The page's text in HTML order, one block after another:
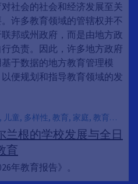
社会的社会和经济发展至关
许多教育领域的管辖权并不
联邦或州政府，而是由地方政
行负责。因此，许多地方政府
于数据的地方教育管理模
便规划和指导教育领域的发
儿童, 多样性, 教育, 家庭, 教育报
分报告
兰根的学校发展与全日
育
年教育报告》。